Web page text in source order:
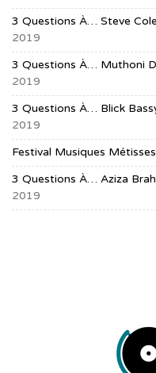
3 Questions À… Steve
2019
3 Questions À… Muthoni
2019
3 Questions À… Blick
2019
Festival Musiques
3 Questions À… Aziza
2019